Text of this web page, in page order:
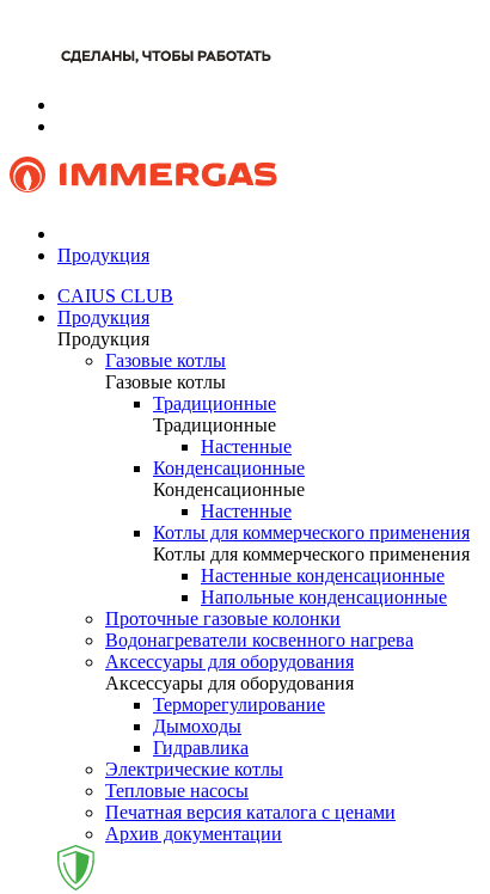
Продукция
CAIUS CLUB
Продукция
Продукция
Газовые котлы
Газовые котлы
Традиционные
Традиционные
Настенные
Конденсационные
Конденсационные
Настенные
Котлы для коммерческого применения
Котлы для коммерческого применения
Настенные конденсационные
Напольные конденсационные
Проточные газовые колонки
Водонагреватели косвенного нагрева
Аксессуары для оборудования
Аксессуары для оборудования
Терморегулирование
Дымоходы
Гидравлика
Электрические котлы
Тепловые насосы
Печатная версия каталога с ценами
Архив документации